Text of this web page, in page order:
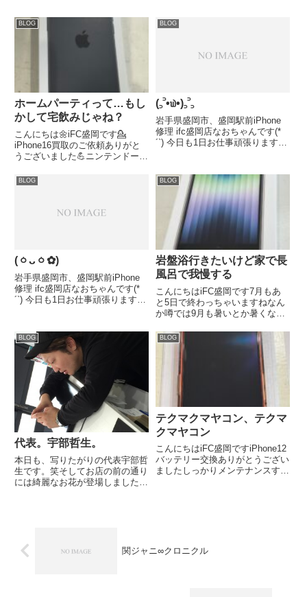
BLOG
ホームパーティって…もし
かして宅飲みじゃね？
こんにちは🌼iFC盛岡です💁
iPhone16買取のご依頼ありがと
うございました💪ニンテンドース
い・反応しないとお困りのお客様
修理のご依頼ありがとうございま
ーニング内部クリーニン...
BLOG
(꜆꜄•௰•)꜆꜄꜆
岩手県盛岡市、盛岡駅前iPhone
修理 ifc盛岡店なおちゃんです(*
´`) 今日も1日お仕事頑張ります( ˊ
談ください.*･ﾟ(*º∀º*).ﾟ･*. 各種
お問い...
BLOG
(ㆁᴗㆁ✿︎)
岩手県盛岡市、盛岡駅前iPhone
修理 ifc盛岡店なおちゃんです(*
´`) 今日も1日お仕事頑張ります( ˊ
談ください.*･ﾟ(*º∀º*).ﾟ･*. 各種
お問い...
BLOG
岩盤浴行きたいけど家で長
風呂で我慢する
こんにちはiFC盛岡です7月もあ
と5日で終わっちゃいますねなん
か噂では9月も暑いとか暑くない
ズレちゃうんですかねiPhoneSE3
の買取ありがとうございます
✨SE第3世代も買取強化中です
【本日の管理人Aの独り言...
BLOG
代表。宇部哲生。
本日も、写りたがりの代表宇部哲
生です。笑そしてお店の前の通り
には綺麗なお花が登場しました！
BLOG
テクマクマヤコン、テクマ
クマヤコン
こんにちはiFC盛岡ですiPhone12
バッテリー交換ありがとうござい
ましたしっかりメンテナンスする
関ジャニ∞クロニクル